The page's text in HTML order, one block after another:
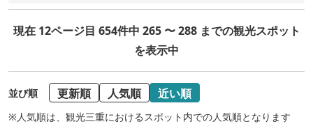
現在 12ページ目 654件中 265 〜 288 までの観光スポット
を表示中
並び順 更新順 人気順 近い順
※人気順は、観光三重におけるスポット内での人気順となります